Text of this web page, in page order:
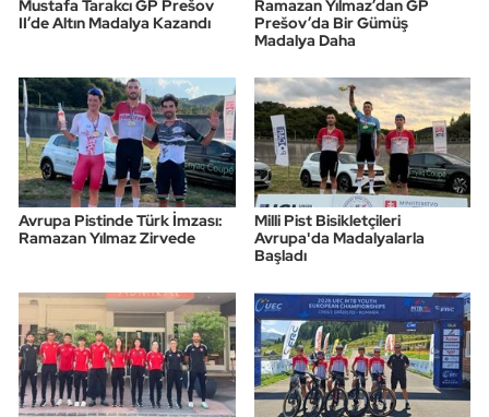
Mustafa Tarakcı GP Prešov
II’de Altın Madalya Kazandı
Ramazan Yılmaz’dan GP
Prešov’da Bir Gümüş
Madalya Daha
Avrupa Pistinde Türk İmzası:
Ramazan Yılmaz Zirvede
Milli Pist Bisikletçileri
Avrupa'da Madalyalarla
Başladı